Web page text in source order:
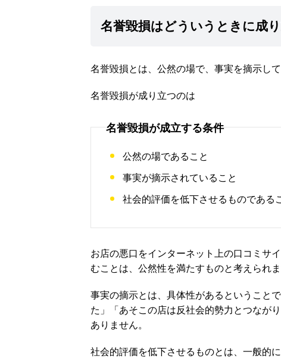
名誉毀損はどういうときに成
名誉毀損とは、公然の場で、事実を摘示し
名誉毀損が成り立つのは
名誉毀損が成立する条件
公然の場であること
事実が摘示されていること
社会的評価を低下させるものである
お店の悪口をインターネット上の口コミサ
むことは、公然性を満たすものと考えられま
事実の摘示とは、具体性があるということ
た」「あそこの店は反社会的勢力とつなが
ありません。
社会的評価を低下させるものとは、一般的